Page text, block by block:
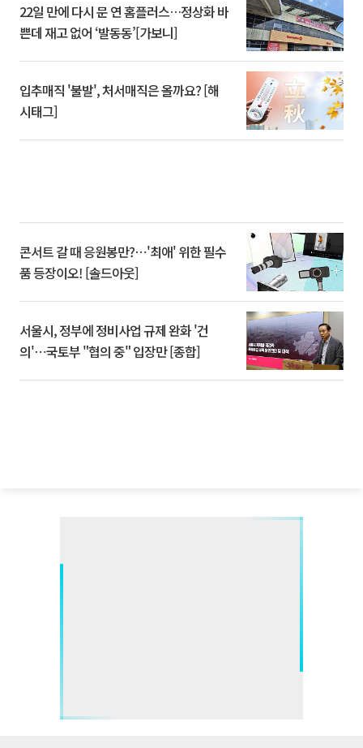
22일 만에 다시 문 연 홈플러스…정상화 바
쁜데 재고 없어 ‘발동동’[가보니]
입추매직 '불발', 처서매직은 올까요? [해
시태그]
콘서트 갈 때 응원봉만?⋯'최애' 위한 필수
품 등장이오! [솔드아웃]
서울시, 정부에 정비사업 규제 완화 '건
의'⋯국토부 "협의 중" 입장만 [종합]